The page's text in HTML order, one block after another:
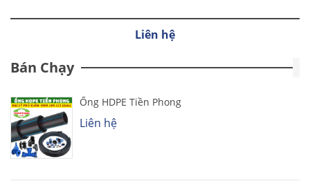
Liên hệ
Bán Chạy
Ống HDPE Tiền Phong
Liên hệ